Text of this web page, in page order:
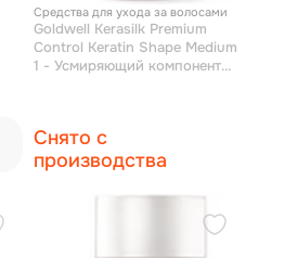
Средства для ухода за волосами
Goldwell Kerasilk Premium
Control Keratin Shape Medium
1 - Усмиряющий компонент
Снято с
производства